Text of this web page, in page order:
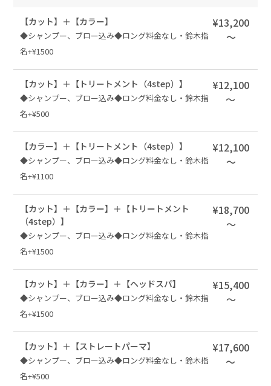
【カット】＋【カラー】
◆シャンプー、ブロー込み◆ロング料金なし・鈴木指
名+¥1500
¥13,200
～
【カット】＋【トリートメント（4step）】
◆シャンプー、ブロー込み◆ロング料金なし・鈴木指
名+¥500
¥12,100
～
【カラー】＋【トリートメント（4step）】
◆シャンプー、ブロー込み◆ロング料金なし・鈴木指
名+¥1100
¥12,100
～
【カット】＋【カラー】＋【トリートメント
（4step）】
◆シャンプー、ブロー込み◆ロング料金なし・鈴木指
名+¥1500
¥18,700
～
【カット】＋【カラー】＋【ヘッドスパ】
◆シャンプー、ブロー込み◆ロング料金なし・鈴木指
名+¥1500
¥15,400
～
【カット】＋【ストレートパーマ】
◆シャンプー、ブロー込み◆ロング料金なし・鈴木指
名+¥500
¥17,600
～